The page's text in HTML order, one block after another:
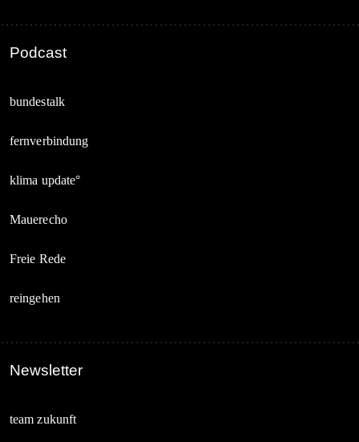
Podcast
bundestalk
fernverbindung
klima update°
Mauerecho
Freie Rede
reingehen
Newsletter
team zukunft